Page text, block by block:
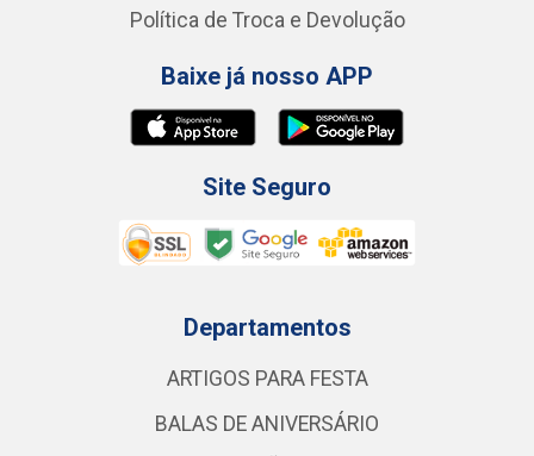
Política de Troca e Devolução
Baixe já nosso APP
Site Seguro
Departamentos
ARTIGOS PARA FESTA
BALAS DE ANIVERSÁRIO